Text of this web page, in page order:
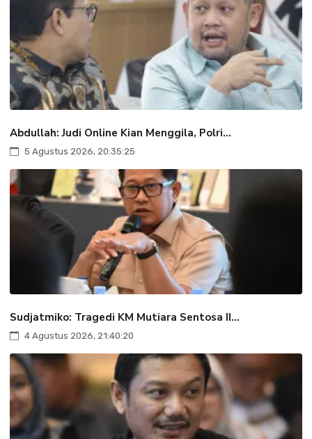
Abdullah: Judi Online Kian Menggila, Polri...
5 Agustus 2026, 20:35:25
Sudjatmiko: Tragedi KM Mutiara Sentosa II...
4 Agustus 2026, 21:40:20